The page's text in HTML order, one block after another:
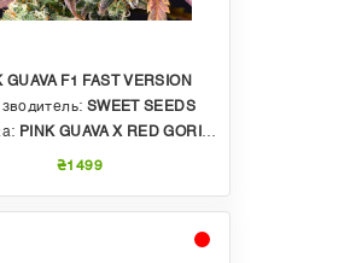
GUAVA F1 FAST VERSION
SWEET SEEDS
PINK GUAVA X RED GORILLA GIRL XL AUTO
₴1499